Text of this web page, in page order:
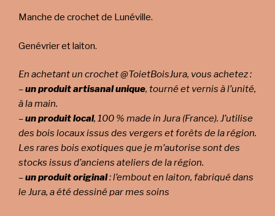
Manche de crochet de Lunéville.
Genévrier et laiton.
En achetant un crochet @ToietBoisJura, vous achetez :
–un produit artisanal unique, tourné et vernis à l’unité,
à la main.
–un produit local, 100 % made in Jura (France). J’utilise
des bois locaux issus des vergers et forêts de la région.
Les rares bois exotiques que je m’autorise sont des
stocks issus d’anciens ateliers de la région.
–un produit original: l’embout en laiton, fabriqué dans
le Jura, a été dessiné par mes soins